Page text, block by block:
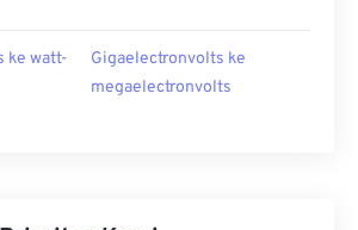
ke watt-
Gigaelectronvolts ke
megaelectronvolts